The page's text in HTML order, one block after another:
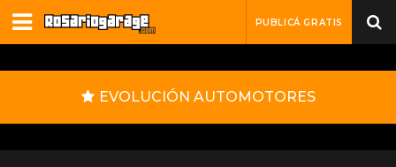
PUBLICÁ GRATIS
EVOLUCIÓN AUTOMOTORES